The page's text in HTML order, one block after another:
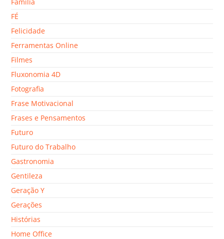
FÉ
Felicidade
Ferramentas Online
Filmes
Fluxonomia 4D
Fotografia
Frase Motivacional
Frases e Pensamentos
Futuro
Futuro do Trabalho
Gastronomia
Gentileza
Geração Y
Gerações
Histórias
Home Office